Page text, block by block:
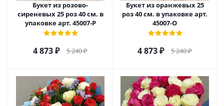
Букет из розово-
сиреневых 25 роз 40 см. в
упаковке арт. 45007-Р
4 873₽ 5 240₽
Букет из оранжевых 25
роз 40 см. в упаковке арт.
45007-О
4 873₽ 5 240₽